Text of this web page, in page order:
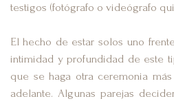
testigos (fotógrafo o videógrafo
El hecho de estar solos uno
intimidad y profundidad de este
que se haga otra ceremonia
adelante. Algunas parejas